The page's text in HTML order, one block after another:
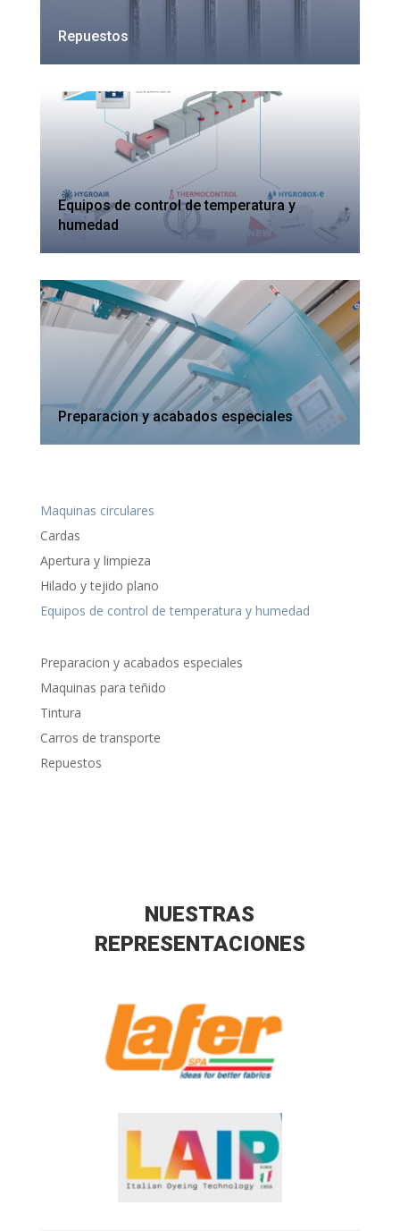
Repuestos
Equipos de control de temperatura y
humedad
Preparacion y acabados especiales
Maquinas circulares
Cardas
Apertura y limpieza
Hilado y tejido plano
Equipos de control de temperatura y humedad
Preparacion y acabados especiales
Maquinas para teñido
Tintura
Carros de transporte
Repuestos
NUESTRAS
REPRESENTACIONES